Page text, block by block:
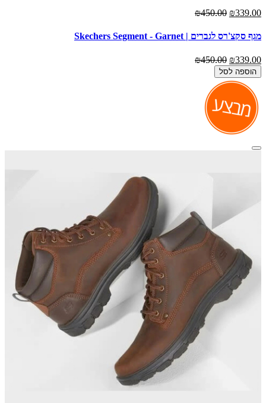
₪339.00
₪450.00
מגף סקצ'רס לגברים | Skechers Segment - Garnet
₪339.00
₪450.00
הוספה לסל